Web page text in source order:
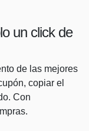
un click de
de las mejores
copiar el
Con